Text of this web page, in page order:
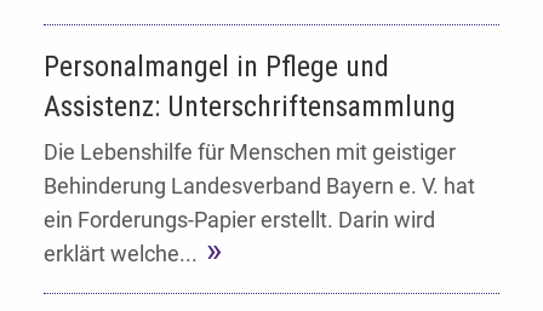
Personalmangel in Pflege und
Assistenz: Unterschriftensammlung
Die Lebenshilfe für Menschen mit geistiger
Behinderung Landesverband Bayern e. V. hat
ein Forderungs-Papier erstellt. Darin wird
erklärt welche...